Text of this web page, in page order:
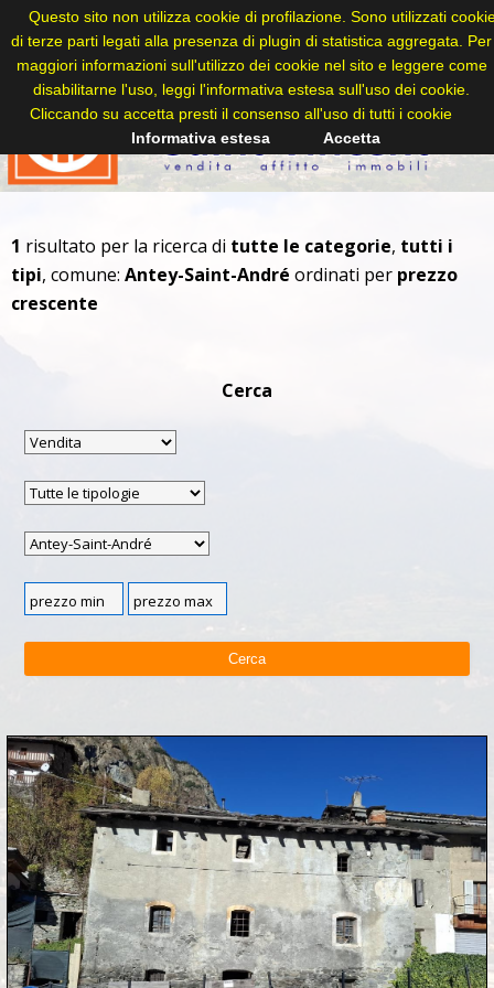
1 risultato per la ricerca di tutte le categorie, tutti i
tipi, comune: Antey-Saint-André ordinati per prezzo
crescente
Cerca
Questo sito non utilizza cookie di profilazione. Sono utilizzati
di terze parti legati alla presenza di plugin di statistica aggregata. Per
maggiori informazioni sull'utilizzo dei cookie nel sito e leggere come
disabilitarne l'uso, leggi l'informativa estesa sull'uso dei cookie.
Cliccando su accetta presti il consenso all'uso di tutti i cookie
Informativa estesa
Accetta